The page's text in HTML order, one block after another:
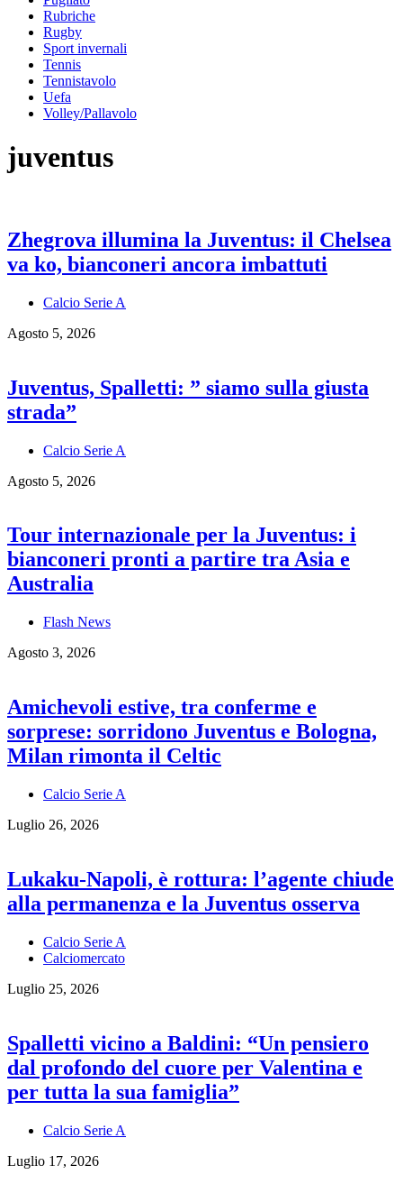
Rubriche
Rugby
Sport invernali
Tennis
Tennistavolo
Uefa
Volley/Pallavolo
juventus
Zhegrova illumina la Juventus: il Chelsea
va ko, bianconeri ancora imbattuti
Calcio Serie A
Agosto 5, 2026
Juventus, Spalletti: ” siamo sulla giusta
strada”
Calcio Serie A
Agosto 5, 2026
Tour internazionale per la Juventus: i
bianconeri pronti a partire tra Asia e
Australia
Flash News
Agosto 3, 2026
Amichevoli estive, tra conferme e
sorprese: sorridono Juventus e Bologna,
Milan rimonta il Celtic
Calcio Serie A
Luglio 26, 2026
Lukaku-Napoli, è rottura: l’agente chiude
alla permanenza e la Juventus osserva
Calcio Serie A
Calciomercato
Luglio 25, 2026
Spalletti vicino a Baldini: “Un pensiero
dal profondo del cuore per Valentina e
per tutta la sua famiglia”
Calcio Serie A
Luglio 17, 2026